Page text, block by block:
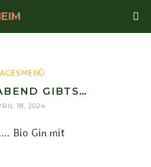
GIBTS…
18, 2024
Bio Gin mit